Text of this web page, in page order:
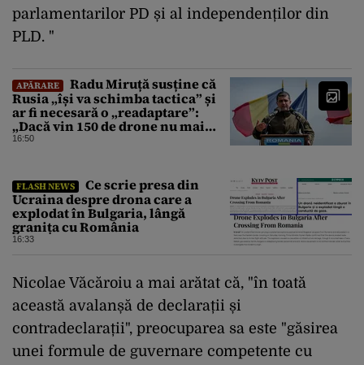
parlamentarilor PD și al independenților din
PLD. "
APĂRARE
Radu Miruță susține că
Rusia „își va schimba tactica” și
ar fi necesară o „readaptare”:
„Dacă vin 150 de drone nu mai
suntem pe timp de pace”
16:50
FLASH NEWS
Ce scrie presa din
Ucraina despre drona care a
explodat în Bulgaria, lângă
granița cu România
16:33
Nicolae Văcăroiu a mai arătat că, "în toată
această avalanșă de declarații și
contradeclarații", preocuparea sa este "găsirea
unei formule de guvernare competente cu